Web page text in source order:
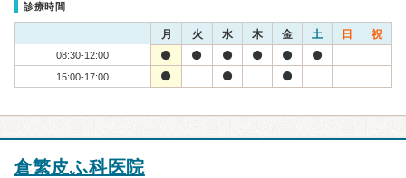
診療時間
月 火 水 木 金 土 日 祝
08:30-12:00
15:00-17:00
倉繁皮ふ科医院